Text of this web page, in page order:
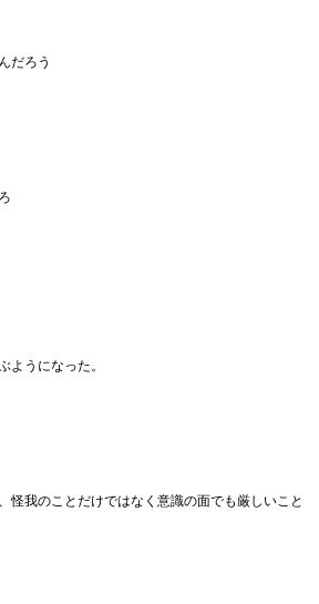
だろう
ようになった。
怪我のことだけではなく意識の面でも厳しいこと